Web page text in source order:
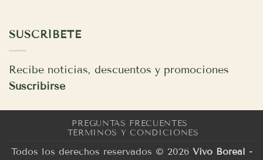
SUSCRÍBETE
Recibe noticias, descuentos y promociones
Suscribirse
PREGUNTAS FRECUENTES
TÉRMINOS Y CONDICIONES
Todos los derechos reservados © 2026 Vivo Boreal -